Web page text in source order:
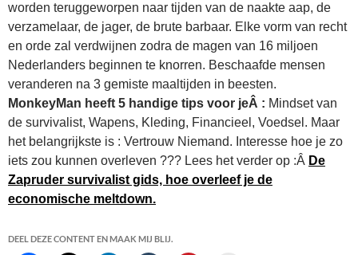
worden teruggeworpen naar tijden van de naakte aap, de
verzamelaar, de jager, de brute barbaar. Elke vorm van recht
en orde zal verdwijnen zodra de magen van 16 miljoen
Nederlanders beginnen te knorren. Beschaafde mensen
veranderen na 3 gemiste maaltijden in beesten.
MonkeyMan heeft 5 handige tips voor jeÂ : Mindset van
de survivalist, Wapens, Kleding, Financieel, Voedsel. Maar
het belangrijkste is : Vertrouw Niemand. Interesse hoe je zo
iets zou kunnen overleven ??? Lees het verder op :Â De
Zapruder survivalist gids, hoe overleef je de
economische meltdown.
DEEL DEZE CONTENT EN MAAK MIJ BLIJ.